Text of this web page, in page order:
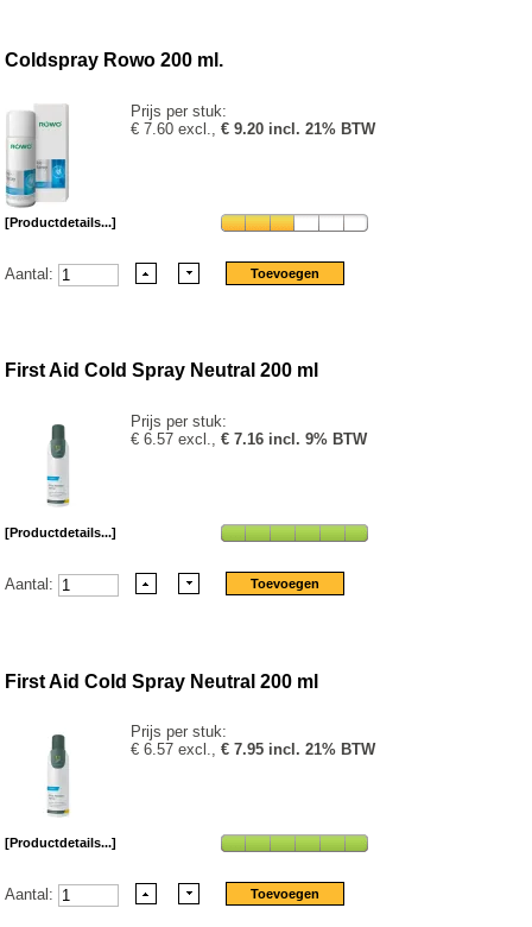
Coldspray Rowo 200 ml.
Prijs per stuk:
€ 7.60 excl.,€ 9.20 incl. 21% BTW
[Productdetails...]
Aantal:
First Aid Cold Spray Neutral 200 ml
Prijs per stuk:
€ 6.57 excl.,€ 7.16 incl. 9% BTW
[Productdetails...]
Aantal:
First Aid Cold Spray Neutral 200 ml
Prijs per stuk:
€ 6.57 excl.,€ 7.95 incl. 21% BTW
[Productdetails...]
Aantal: